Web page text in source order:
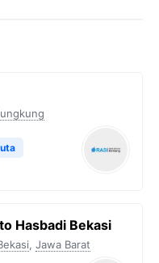
Hasbadi Bekasi
, Jawa Barat